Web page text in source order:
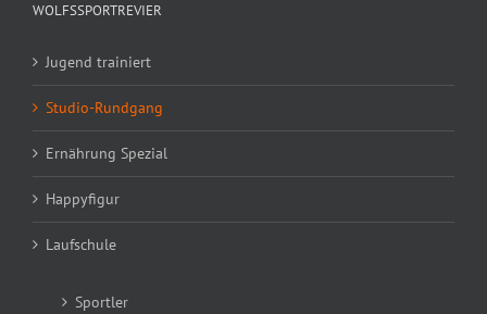
WOLFSSPORTREVIER
Jugend trainiert
Studio-Rundgang
Ernährung Spezial
Happyfigur
Laufschule
Sportler